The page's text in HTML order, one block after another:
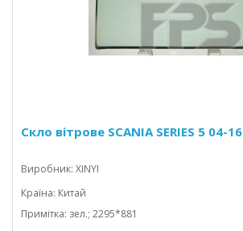
Скло вітрове SCANIA SERIES 5 04-16
Виробник: XINYI
Країна: Китай
Примітка: зел.; 2295*881